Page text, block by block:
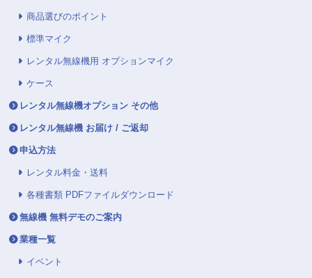
商品選びのポイント
標準マイク
レンタル無線機用 オプションマイク
ケース
レンタル無線機オプション その他
レンタル無線機 お届け / ご返却
申込方法
レンタル料金・送料
各種書類 PDFファイルダウンロード
無線機 無料デモのご案内
業種一覧
イベント